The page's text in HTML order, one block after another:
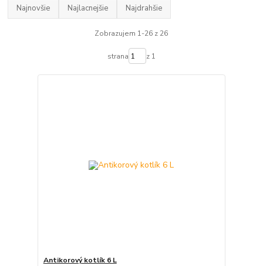
Najnovšie Najlacnejšie Najdrahšie
Zobrazujem 1-26 z 26
strana z 1
Antikorový kotlík 6 L